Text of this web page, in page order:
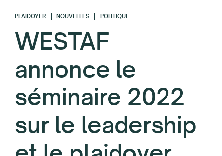
PLAIDOYER NOUVELLES POLITIQUE
WESTAF
annonce le
séminaire 2022
sur le leadership